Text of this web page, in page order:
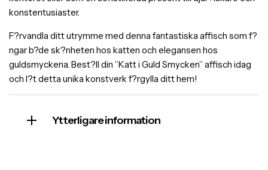
konstentusiaster.
F?rvandla ditt utrymme med denna fantastiska affisch som f?
ngar b?de sk?nheten hos katten och elegansen hos
guldsmyckena. Best?ll din ”Katt i Guld Smycken” affisch idag
och l?t detta unika konstverk f?rgylla ditt hem!
Ytterligare information